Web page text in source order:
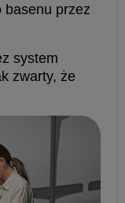
basenu przez
system
zwarty, że